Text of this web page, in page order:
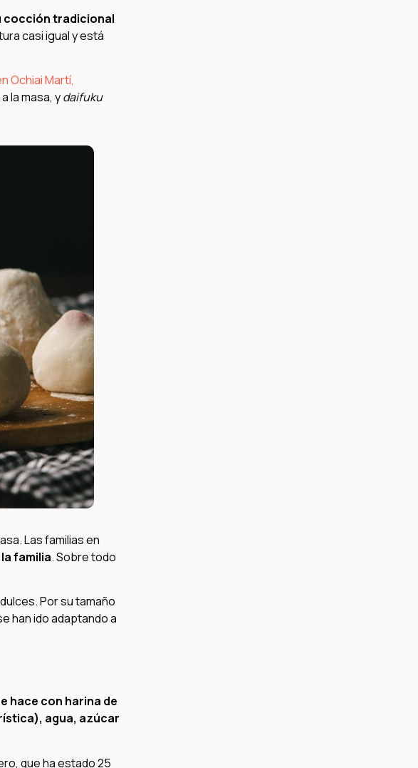
cocción tradicional
casi igual y está
Ochiai Martí,
la masa, ydaifuku
Las familias en
familia. Sobre todo
Por su tamaño
han ido adaptando a
hace con harina de
agua, azúcar
que ha estado 25